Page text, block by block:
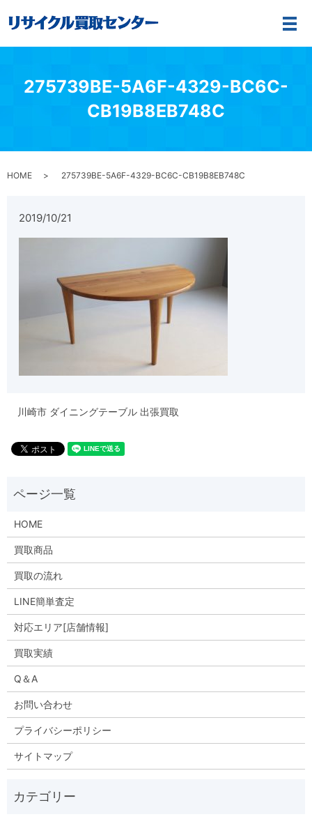
メ
275739BE-5A6F-4329-BC6C-
CB19B8EB748C
HOME 275739BE-5A6F-4329-BC6C-CB19B8EB748C
2019/10/21
川崎市 ダイニングテーブル 出張買取
HOME
買取商品
買取の流れ
LINE簡単査定
対応エリア[店舗情報]
買取実績
Q＆A
お問い合わせ
プライバシーポリシー
サイトマップ